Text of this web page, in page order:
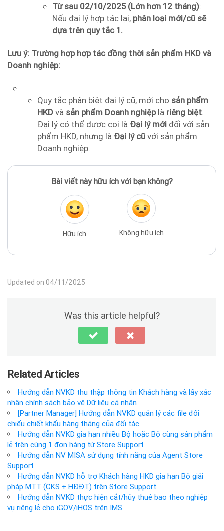
Từ sau 02/10/2025 (Lớn hơn 12 tháng):
Nếu đại lý hợp tác lại, phân loại mới/cũ sẽ
dựa trên quy tắc 1.
Lưu ý: Trường hợp hợp tác đồng thời sản phẩm HKD và
Doanh nghiệp:
Quy tắc phân biệt đại lý cũ, mới cho sản phẩm
HKDvà sản phẩm Doanh nghiệplà riêng biệt.
Đại lý có thể được coi là Đại lý mới đối với sản
phẩm HKD, nhưng là Đại lý cũvới sản phẩm
Doanh nghiệp.
Bài viết này hữu ích với bạn không?
Hữu ích Không hữu ích
Updated on 04/11/2025
Was this article helpful?
Related Articles
Hướng dẫn NVKD thu thập thông tin Khách hàng và lấy xác
nhận chính sách bảo vệ Dữ liệu cá nhân
[Partner Manager] Hướng dẫn NVKD quản lý các file đối
chiếu chiết khấu hàng tháng của đối tác
Hướng dẫn NVKD gia hạn nhiều Bộ hoặc Bộ cùng sản phẩm
lẻ trên cùng 1 đơn hàng từ Store Support
Hướng dẫn NV MISA sử dụng tính năng của Agent Store
Support
Hướng dẫn NVKD hỗ trợ Khách hàng HKD gia hạn Bộ giải
pháp MTT (CKS + HĐĐT) trên Store Support
Hướng dẫn NVKD thực hiện cắt/hủy thuê bao theo nghiệp
vụ riêng lẻ cho iGOV/iHOS trên IMS